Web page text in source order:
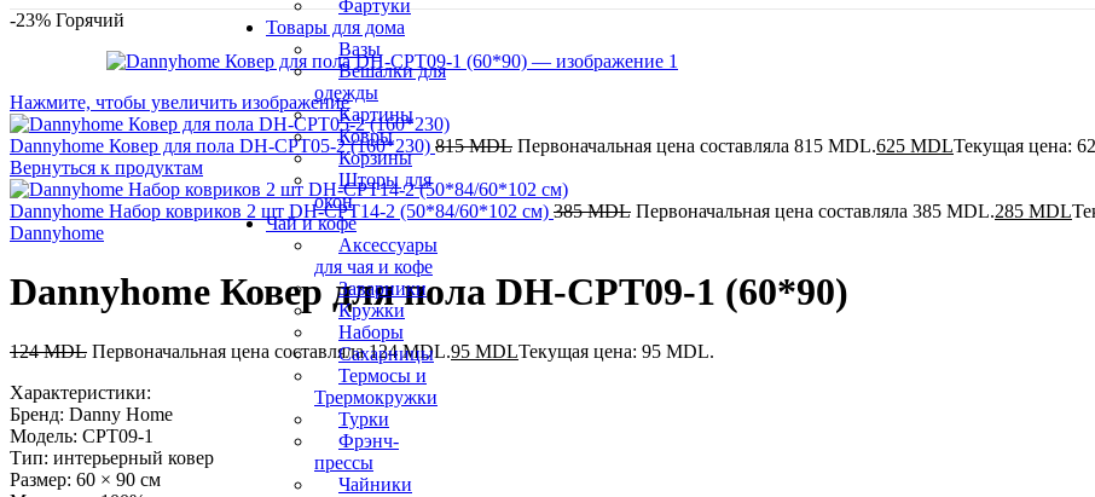
Фартуки
Товары для дома
Вазы
Вешалки для
одежды
Картины
Ковры
Корзины
Шторы для
окон
Чай и кофе
Аксессуары
для чая и кофе
Заварники
Кружки
Наборы
Сахарницы
Термосы и
Трермокружки
Турки
Фрэнч-
прессы
Чайники
-23% Горячий
Нажмите, чтобы увеличить изображение
Dannyhome Ковер для пола DH-CPT05-2 (160*230) 815MDL Первоначальная цена составляла 815 MDL.625 MDLТекущая цена:
Вернуться к продуктам
Dannyhome Набор ковриков 2 шт DH-CPT14-2 (50*84/60*102 см) 385MDL Первоначальная цена составляла 385 MDL.285 MDL
Dannyhome
Dannyhome Ковер для пола DH-CPT09-1 (60*90)
124MDL Первоначальная цена составляла 124 MDL.95 MDLТекущая цена: 95 MDL.
Характеристики:
Бренд: Danny Home
Модель: CPT09-1
Тип: интерьерный ковер
Размер: 60 × 90 см